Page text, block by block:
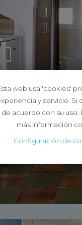
web usa 'cookies'
y servicio.
de acuerdo con su
más información
Configuración de